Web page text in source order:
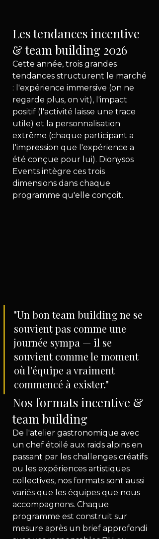
Les tendances incentive
& team building 2026
Cette année, trois grandes
tendances structurent le marché
: l'expérience immersive (on ne
regarde plus, on vit), l'impact
positif (l'activité laisse une trace
utile) et la personnalisation
extrême (chaque participant a
l'impression que l'expérience a
été conçue pour lui). Dionysos
Events intègre ces trois
dimensions dans chaque
programme qu'elle conçoit.
"Un bon team building ne se
souvient pas comme une
journée sympa — il se
souvient comme le moment
où l'équipe a vraiment
commencé à exister."
Nos formats incentive &
team building
De l'atelier gastronomique avec
un chef étoilé aux raids alpins en
passant par les challenges créatifs
ou les expériences artistiques
collectives, nos formats sont aussi
variés que les équipes que nous
accompagnons. Chaque
programme est construit sur
mesure après un brief approfondi